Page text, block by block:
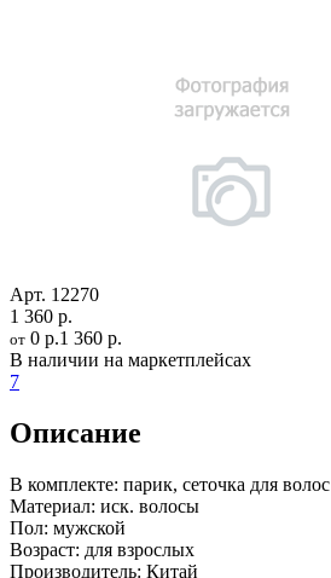
Арт. 12270
1 360 р.
от 0 р.1 360 р.
В наличии на маркетплейсах
7
Описание
В комплекте: парик, сеточка для волос
Материал: иск. волосы
Пол: мужской
Возраст: для взрослых
Производитель: Китай